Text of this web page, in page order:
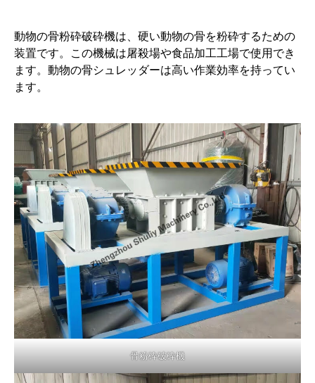
動物の骨粉砕破砕機は、硬い動物の骨を粉砕するための
装置です。この機械は屠殺場や食品加工工場で使用でき
ます。動物の骨シュレッダーは高い作業効率を持ってい
ます。
骨粉砕破砕機